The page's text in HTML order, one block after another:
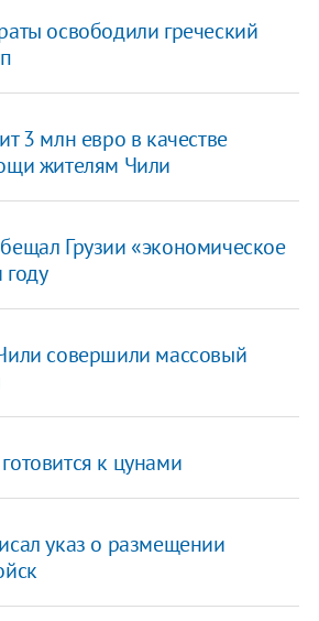
освободили греческий
3 млн евро в качестве
жителям Чили
Грузии «экономическое
совершили массовый
к цунами
указ о размещении